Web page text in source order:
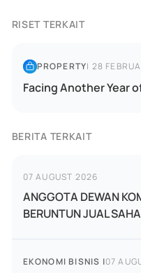
RISET TERKAIT
PROPERTY| 28
Facing Another Year
BERITA TERKAIT
07 AUGUST 2026
ANGGOTA DEWAN
BERUNTUN JUAL
EKONOMI BISNIS |07